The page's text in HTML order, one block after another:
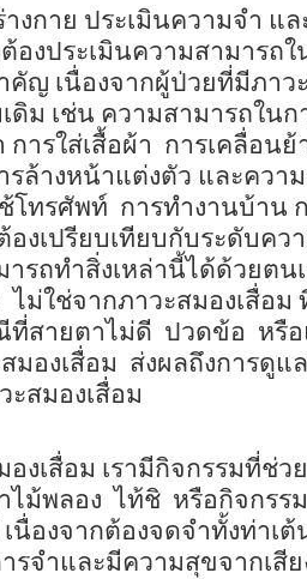
งกาย ประเมินความจำ แ
งประเมินความสามารถ
คัญ เนื่องจากผู้ป่วยที่มีภาว
ดิม เช่น ความสามารถใน
ารใส่เสื้อผ้า การเคลื่อนย้
รล้างหน้าแต่งตัว และควา
โทรศัพท์ การทำงานบ้าน
งเปรียบเทียบกับระดับคว
รถทำสิ่งเหล่านี้ได้ด้วยตนเ
ไม่ใช่จากภาวะสมองเสื่อ
ที่สายตาไม่ดี ปวดข้อ หรื
มองเสื่อม ส่งผลถึงการดูแ
ะสมองเสื่อม
งเสื่อม เรามีกิจกรรมที่ช่ว
ไม้พลอง ไท้ชิ หรือกิจกรร
องจากต้องจดจำทั้งท่าเต้
รจำและมีความสุขจากเสี